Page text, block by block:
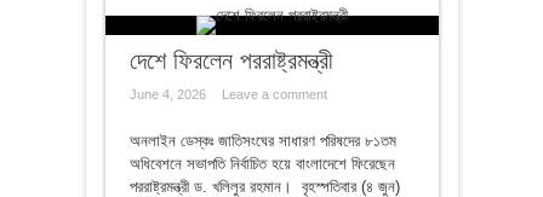
দেশে ফিরলেন পররাষ্ট্রমন্ত্রী
June 4, 2026 Leave a comment
অনলাইন ডেস্কঃ জাতিসংঘের সাধারণ পরিষদের ৮১তম
অধিবেশনে সভাপতি নির্বাচিত হয়ে বাংলাদেশে ফিরেছেন
পররাষ্ট্রমন্ত্রী ড. খলিলুর রহমান। বৃহস্পতিবার (৪ জুন)